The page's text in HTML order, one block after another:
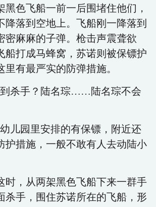
黑色飞船一前一后围堵住他们，
降落到空地上。飞船刚一降落到
密麻麻的子弹。枪击声震聋欲
船打成马蜂窝，苏诺则被保镖护
有最严实的防弹措施。
到杀手？陆名琮……陆名琮不会
儿园里安排的有保镖，附近还
护措施，一般不敢有人去动陆小
时，从两架黑色飞船下来一群手
杀手，围住苏诺所在的飞船，形